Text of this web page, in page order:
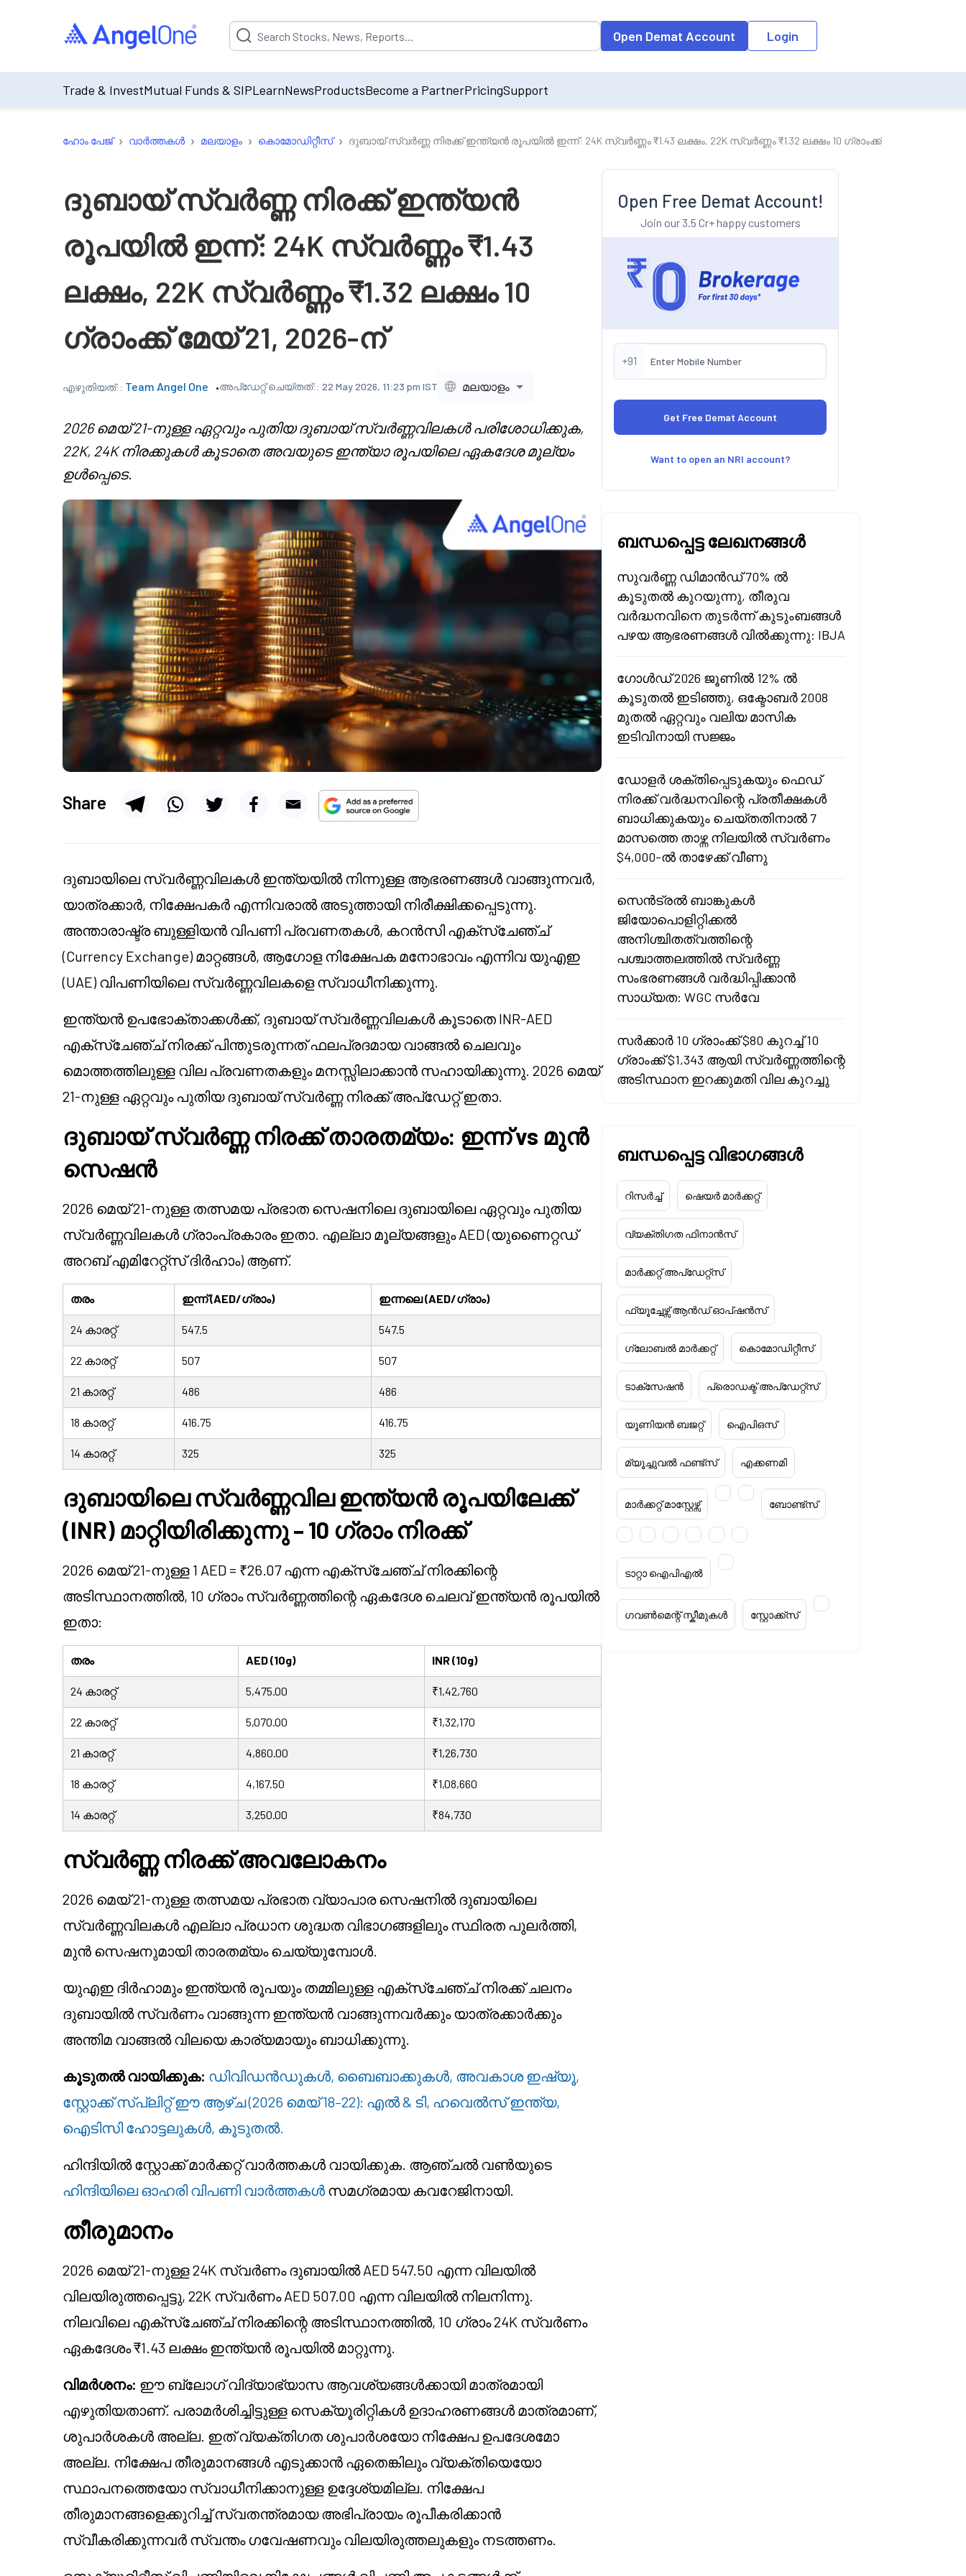
Suggestion will be populated by default on accessing the input field. On entering data into the input field, the suggestion list will be updated as per the
Open Demat Account Login
Trade & InvestMutual Funds & SIPLearnNewsProductsBecome a PartnerPricingSupport
ഹോം പേജ് › വാർത്തകൾ › മലയാളം › കൊമോഡിറ്റീസ് › ദുബായ് സ്വർണ്ണ നിരക്ക് ഇന്ത്യൻ രൂപയിൽ ഇന്ന്: 24K സ്വർണ്ണം ₹1.43 ലക്ഷം, 22K സ്വർണ്ണം ₹1.32 ലക്ഷം 10 ഗ്രാംക്ക് മേയ് 21, 2026-ന്
ദുബായ് സ്വർണ്ണ നിരക്ക് ഇന്ത്യൻ
രൂപയിൽ ഇന്ന്: 24K സ്വർണ്ണം ₹1.43
ലക്ഷം, 22K സ്വർണ്ണം ₹1.32 ലക്ഷം 10
ഗ്രാംക്ക് മേയ് 21, 2026-ന്
എഴുതിയത്:: Team Angel One അപ്‌ഡേറ്റ് ചെയ്തത്:: 22 May 2026, 11:23 pm IST മലയാളം
2026 മെയ് 21-നുള്ള ഏറ്റവും പുതിയ ദുബായ് സ്വർണ്ണവിലകൾ പരിശോധിക്കുക,
22K, 24K നിരക്കുകൾ കൂടാതെ അവയുടെ ഇന്ത്യാ രൂപയിലെ ഏകദേശ മൂല്യം
ഉൾപ്പെടെ.
Share
ദുബായിലെ സ്വർണ്ണവിലകൾ ഇന്ത്യയിൽ നിന്നുള്ള ആഭരണങ്ങൾ വാങ്ങുന്നവർ,
യാത്രക്കാർ, നിക്ഷേപകർ എന്നിവരാൽ അടുത്തായി നിരീക്ഷിക്കപ്പെടുന്നു.
അന്താരാഷ്ട്ര ബുള്ളിയൻ വിപണി പ്രവണതകൾ, കറൻസി എക്സ്ചേഞ്ച്
(Currency Exchange) മാറ്റങ്ങൾ, ആഗോള നിക്ഷേപക മനോഭാവം എന്നിവ യുഎഇ
(UAE) വിപണിയിലെ സ്വർണ്ണവിലകളെ സ്വാധീനിക്കുന്നു.
ഇന്ത്യൻ ഉപഭോക്താക്കൾക്ക്, ദുബായ് സ്വർണ്ണവിലകൾ കൂടാതെ INR-AED
എക്സ്ചേഞ്ച് നിരക്ക് പിന്തുടരുന്നത് ഫലപ്രദമായ വാങ്ങൽ ചെലവും
മൊത്തത്തിലുള്ള വില പ്രവണതകളും മനസ്സിലാക്കാൻ സഹായിക്കുന്നു. 2026 മെയ്
21-നുള്ള ഏറ്റവും പുതിയ ദുബായ് സ്വർണ്ണ നിരക്ക് അപ്ഡേറ്റ് ഇതാ.
ദുബായ് സ്വർണ്ണ നിരക്ക് താരതമ്യം: ഇന്ന് vs മുൻ
സെഷൻ
2026 മെയ് 21-നുള്ള തത്സമയ പ്രഭാത സെഷനിലെ ദുബായിലെ ഏറ്റവും പുതിയ
സ്വർണ്ണവിലകൾ ഗ്രാംപ്രകാരം ഇതാ. എല്ലാ മൂല്യങ്ങളും AED (യുണൈറ്റഡ്
അറബ് എമിറേറ്റ്സ് ദിർഹാം) ആണ്.
തരം ഇന്ന് (AED/ഗ്രാം) ഇന്നലെ (AED/ഗ്രാം)
24 കാരറ്റ് 547.5 547.5
22 കാരറ്റ് 507 507
21 കാരറ്റ് 486 486
18 കാരറ്റ് 416.75 416.75
14 കാരറ്റ് 325 325
ദുബായിലെ സ്വർണ്ണവില ഇന്ത്യൻ രൂപയിലേക്ക്
(INR) മാറ്റിയിരിക്കുന്നു – 10 ഗ്രാം നിരക്ക്
2026 മെയ് 21-നുള്ള 1 AED = ₹26.07 എന്ന എക്സ്ചേഞ്ച് നിരക്കിന്റെ
അടിസ്ഥാനത്തിൽ, 10 ഗ്രാം സ്വർണ്ണത്തിന്റെ ഏകദേശ ചെലവ് ഇന്ത്യൻ രൂപയിൽ
ഇതാ:
തരം AED (10g) INR (10g)
24 കാരറ്റ് 5,475.00 ₹1,42,760
22 കാരറ്റ് 5,070.00 ₹1,32,170
21 കാരറ്റ് 4,860.00 ₹1,26,730
18 കാരറ്റ് 4,167.50 ₹1,08,660
14 കാരറ്റ് 3,250.00 ₹84,730
സ്വർണ്ണ നിരക്ക് അവലോകനം
2026 മെയ് 21-നുള്ള തത്സമയ പ്രഭാത വ്യാപാര സെഷനിൽ ദുബായിലെ
സ്വർണ്ണവിലകൾ എല്ലാ പ്രധാന ശുദ്ധത വിഭാഗങ്ങളിലും സ്ഥിരത പുലർത്തി,
മുൻ സെഷനുമായി താരതമ്യം ചെയ്യുമ്പോൾ.
യുഎഇ ദിർഹാമും ഇന്ത്യൻ രൂപയും തമ്മിലുള്ള എക്സ്ചേഞ്ച് നിരക്ക് ചലനം
ദുബായിൽ സ്വർണം വാങ്ങുന്ന ഇന്ത്യൻ വാങ്ങുന്നവർക്കും യാത്രക്കാർക്കും
അന്തിമ വാങ്ങൽ വിലയെ കാര്യമായും ബാധിക്കുന്നു.
കൂടുതൽ വായിക്കുക: ഡിവിഡൻഡുകൾ, ബൈബാക്കുകൾ, അവകാശ ഇഷ്യൂ,
സ്റ്റോക്ക് സ്പ്ലിറ്റ് ഈ ആഴ്ച (2026 മെയ് 18–22): എൽ & ടി, ഹവെൽസ് ഇന്ത്യ,
ഐടിസി ഹോട്ടലുകൾ, കൂടുതൽ.
ഹിന്ദിയിൽ സ്റ്റോക്ക് മാർക്കറ്റ് വാർത്തകൾ വായിക്കുക. ആഞ്ചൽ വൺയുടെ
ഹിന്ദിയിലെ ഓഹരി വിപണി വാർത്തകൾ സമഗ്രമായ കവറേജിനായി.
തീരുമാനം
2026 മെയ് 21-നുള്ള 24K സ്വർണം ദുബായിൽ AED 547.50 എന്ന വിലയിൽ
വിലയിരുത്തപ്പെട്ടു, 22K സ്വർണം AED 507.00 എന്ന വിലയിൽ നിലനിന്നു.
നിലവിലെ എക്സ്ചേഞ്ച് നിരക്കിന്റെ അടിസ്ഥാനത്തിൽ, 10 ഗ്രാം 24K സ്വർണം
ഏകദേശം ₹1.43 ലക്ഷം ഇന്ത്യൻ രൂപയിൽ മാറ്റുന്നു.
വിമർശനം: ഈ ബ്ലോഗ് വിദ്യാഭ്യാസ ആവശ്യങ്ങൾക്കായി മാത്രമായി
എഴുതിയതാണ്. പരാമർശിച്ചിട്ടുള്ള സെക്യൂരിറ്റികൾ ഉദാഹരണങ്ങൾ മാത്രമാണ്,
ശുപാർശകൾ അല്ല. ഇത് വ്യക്തിഗത ശുപാർശയോ നിക്ഷേപ ഉപദേശമോ
അല്ല. നിക്ഷേപ തീരുമാനങ്ങൾ എടുക്കാൻ ഏതെങ്കിലും വ്യക്തിയെയോ
സ്ഥാപനത്തെയോ സ്വാധീനിക്കാനുള്ള ഉദ്ദേശ്യമില്ല. നിക്ഷേപ
തീരുമാനങ്ങളെക്കുറിച്ച് സ്വതന്ത്രമായ അഭിപ്രായം രൂപീകരിക്കാൻ
സ്വീകരിക്കുന്നവർ സ്വന്തം ഗവേഷണവും വിലയിരുത്തലുകളും നടത്തണം.
Open Free Demat Account!
Join our 3.5 Cr+ happy customers
+91
Want to open an NRI account?
ബന്ധപ്പെട്ട ലേഖനങ്ങൾ
സുവർണ്ണ ഡിമാൻഡ് 70% ൽ
കൂടുതൽ കുറയുന്നു, തീരുവ
വർദ്ധനവിനെ തുടർന്ന് കുടുംബങ്ങൾ
പഴയ ആഭരണങ്ങൾ വിൽക്കുന്നു: IBJA
ഗോൾഡ് 2026 ജൂണിൽ 12% ൽ
കൂടുതൽ ഇടിഞ്ഞു, ഒക്ടോബർ 2008
മുതൽ ഏറ്റവും വലിയ മാസിക
ഇടിവിനായി സജ്ജം
ഡോളർ ശക്തിപ്പെടുകയും ഫെഡ്
നിരക്ക് വർദ്ധനവിന്റെ പ്രതീക്ഷകൾ
ബാധിക്കുകയും ചെയ്തതിനാൽ 7
മാസത്തെ താഴ്ന്ന നിലയിൽ സ്വർണം
$4,000-ൽ താഴേക്ക് വീണു
സെൻട്രൽ ബാങ്കുകൾ
ജിയോപൊളിറ്റിക്കൽ
അനിശ്ചിതത്വത്തിന്റെ
പശ്ചാത്തലത്തിൽ സ്വർണ്ണ
സംഭരണങ്ങൾ വർദ്ധിപ്പിക്കാൻ
സാധ്യത: WGC സർവേ
സർക്കാർ 10 ഗ്രാംക്ക് $80 കുറച്ച് 10
ഗ്രാംക്ക് $1,343 ആയി സ്വർണ്ണത്തിന്റെ
അടിസ്ഥാന ഇറക്കുമതി വില കുറച്ചു
ബന്ധപ്പെട്ട വിഭാഗങ്ങൾ
റിസർച്ച് ഷെയർ മാർക്കറ്റ്
വ്യക്തിഗത ഫിനാൻസ്
മാർക്കറ്റ് അപ്‌ഡേറ്റ്സ്
ഫ്യൂച്ചേഴ്സ് ആൻഡ് ഓപ്ഷൻസ്
ഗ്ലോബൽ മാർക്കറ്റ് കൊമോഡിറ്റീസ്
ടാക്‌സേഷൻ പ്രൊഡക്ട് അപ്‌ഡേറ്റ്സ്
യൂണിയൻ ബജറ്റ് ഐപിഒസ്
മ്യൂച്ചുവൽ ഫണ്ട്സ് എക്കണമി
മാർക്കറ്റ് മാസ്റ്റേഴ്സ് ബോണ്ട്സ്
ടാറ്റാ ഐപിഎൽ
ഗവൺമെന്റ് സ്കീമുകൾ സ്റ്റോക്ക്‌സ്